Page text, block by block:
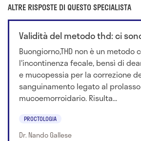
ALTRE RISPOSTE DI QUESTO SPECIALISTA
Validità del metodo thd: ci
Buongiorno,THD non è un metodo
l'incontinenza fecale, bensì di
e mucopessia per la correzione
sanguinamento legato al prolasso
mucoemorroidario. Risulta...
PROCTOLOGIA
Dr. Nando Gallese